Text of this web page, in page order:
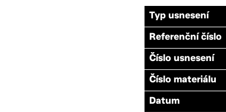
Typ usnesení
Referenční číslo
Číslo usnesení
Číslo materiálu
Datum